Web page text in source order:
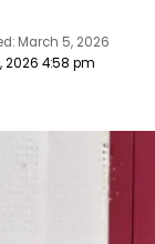
2026 4:58 pm
March 5, 2026